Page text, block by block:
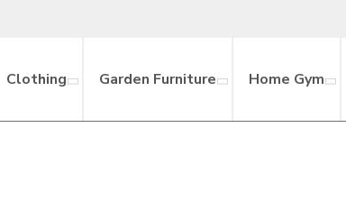
Clothing Garden Furniture Home Gym